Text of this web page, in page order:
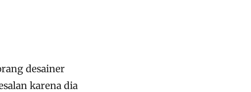
desainer
karena dia